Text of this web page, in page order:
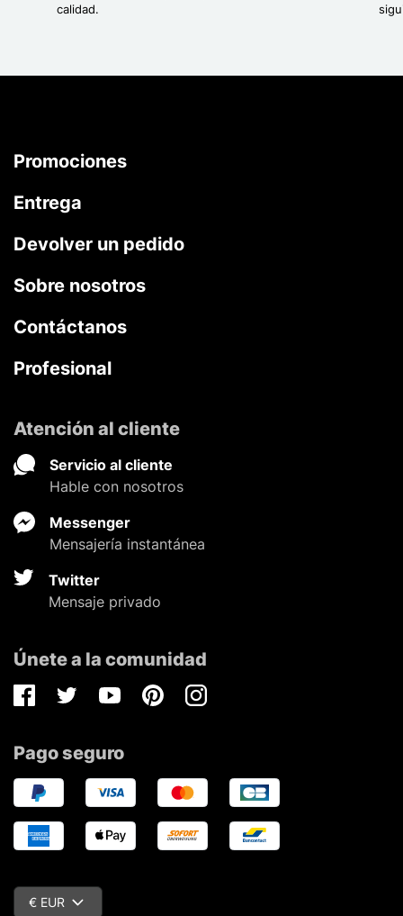
calidad.
Promociones
Entrega
Devolver un pedido
Sobre nosotros
Contáctanos
Profesional
Atención al cliente
Servicio al cliente
Hable con nosotros
Messenger
Mensajería instantánea
Twitter
Mensaje privado
Únete a la comunidad
FacebookTwitterYoutubePinterestInstagram
Pago seguro
€ EUR